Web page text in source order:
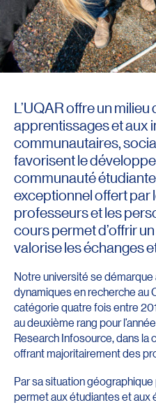
L’UQAR offre un
apprentissages et aux
communautaires,
favorisent le
communauté
exceptionnel offert par
professeurs et les
cours permet d’offrir
valorise les échanges
Notre université se démarque
dynamiques en recherche au
catégorie quatre fois entre
au deuxième rang pour
Research Infosource, dans
offrant majoritairement des
Par sa situation
permet aux étudiantes et aux